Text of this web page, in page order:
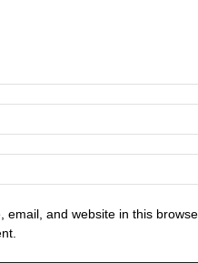
email, and website in this